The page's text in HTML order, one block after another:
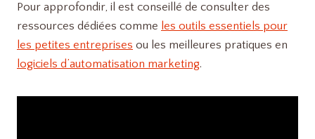
Pour approfondir, il est conseillé de consulter des
ressources dédiées comme les outils essentiels pour
les petites entreprises ou les meilleures pratiques en
logiciels d’automatisation marketing.